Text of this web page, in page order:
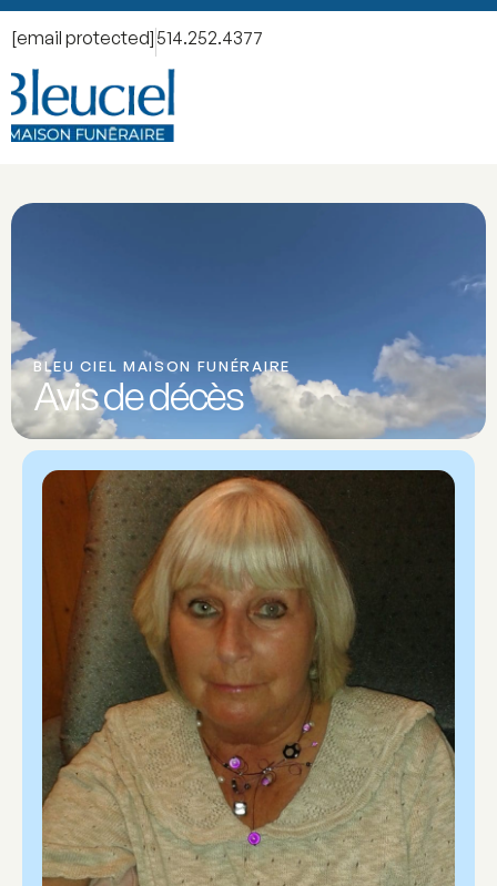
[email protected] 514.252.4377
BLEU CIEL MAISON FUNÉRAIRE
Avis de décès